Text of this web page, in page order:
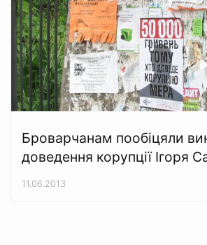
Броварчанам пообіцяли
доведення корупції Ігоря
11.06.2013